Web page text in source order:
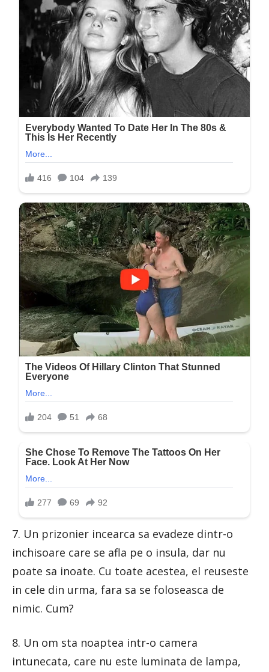
7. Un prizonier incearca sa evadeze dintr-o
inchisoare care se afla pe o insula, dar nu
poate sa inoate. Cu toate acestea, el reuseste
in cele din urma, fara sa se foloseasca de
nimic. Cum?
8. Un om sta noaptea intr-o camera
intunecata, care nu este luminata de lampa,